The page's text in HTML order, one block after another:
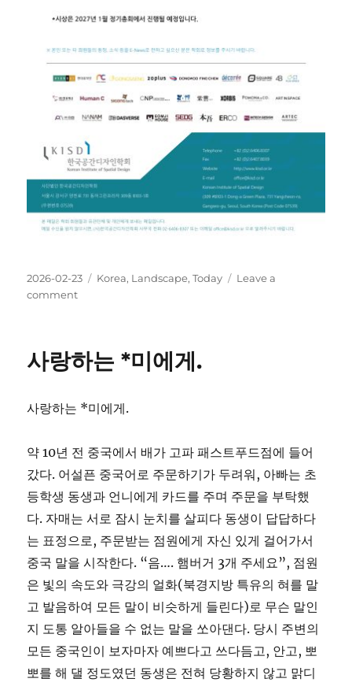
Posted
on
2026-02-23 Categories
Korea, Landscape,Today
Leave a
commenton
명
사랑하는 *미에게.
사랑하는 *미에게.
약 10년 전 중국에서 배가 고파 패스트푸드점에 들어
갔다. 어설픈 중국어로 주문하기가 두려워, 아빠는 초
등학생 동생과 언니에게 카드를 주며 주문을 부탁했
다. 자매는 서로 잠시 눈치를 살피다 동생이 답답하다
는 표정으로, 주문받는 점원에게 자신 있게 걸어가서
중국 말을 시작한다. “음…. 햄버거 3개 주세요”, 점원
은 빛의 속도와 극강의 얼화(북경지방 특유의 혀를 말
고 발음하여 모든 말이 비슷하게 들린다)로 무슨 말인
지 도통 알아들을 수 없는 말을 쏘아댄다. 당시 주변의
모든 중국인이 보자마자 예쁘다고 쓰다듬고, 안고, 뽀
뽀를 해 댈 정도였던 동생은 전혀 당황하지 않고 맑디